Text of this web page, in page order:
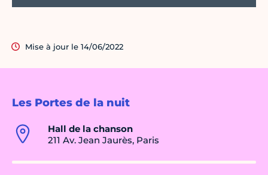
Les Portes de la nuit
Hall de la chanson
211 Av. Jean Jaurès, Paris
Mise à jour le 14/06/2022